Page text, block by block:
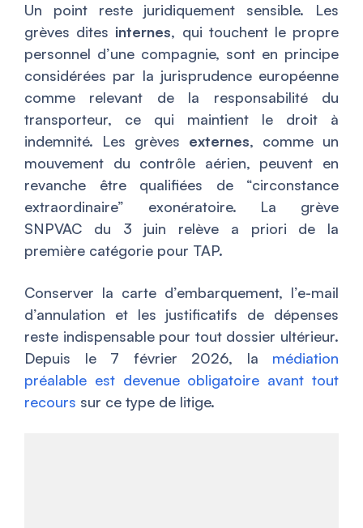
Un point reste juridiquement sensible. Les
grèves dites internes, qui touchent le propre
personnel d’une compagnie, sont en principe
considérées par la jurisprudence européenne
comme relevant de la responsabilité du
transporteur, ce qui maintient le droit à
indemnité. Les grèves externes, comme un
mouvement du contrôle aérien, peuvent en
revanche être qualifiées de “circonstance
extraordinaire” exonératoire. La grève
SNPVAC du 3 juin relève a priori de la
première catégorie pour TAP.
Conserver la carte d’embarquement, l’e-mail
d’annulation et les justificatifs de dépenses
reste indispensable pour tout dossier ultérieur.
Depuis le 7 février 2026, la médiation
préalable est devenue obligatoire avant tout
recours sur ce type de litige.